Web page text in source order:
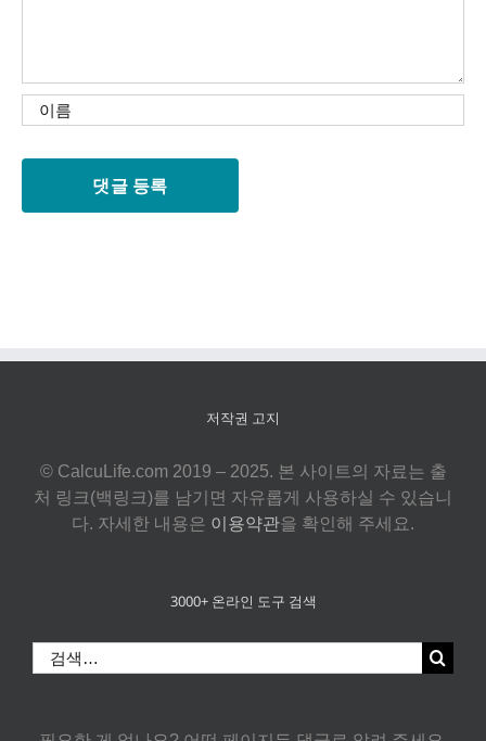
저작권 고지
© CalcuLife.com 2019 – 2025. 본 사이트의 자료는 출
처 링크(백링크)를 남기면 자유롭게 사용하실 수 있습니
다. 자세한 내용은 이용약관을 확인해 주세요.
3000+ 온라인 도구 검색
색: